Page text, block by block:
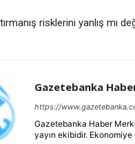
risklerini yanlış mı
Gazetebanka
https://
Gazetebanka Haber
yayın ekibidir.